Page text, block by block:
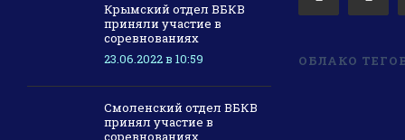
Крымский отдел ВБКВ
приняли участие в
соревнованиях
23.06.2022 в 10:59
Смоленский отдел ВБКВ
принял участие в
соревнованиях
ОБЛАКО